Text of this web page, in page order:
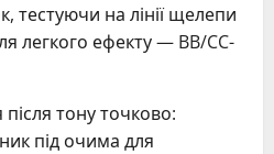
тестуючи на лінії щелепи
легкого ефекту — BB/CC-
тону точково:
під очима для